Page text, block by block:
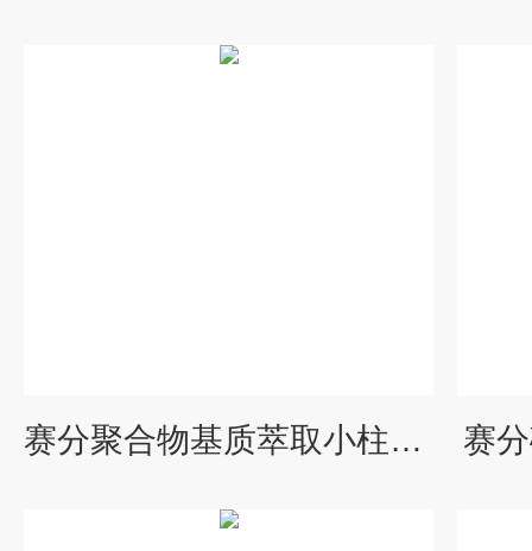
赛分聚合物基质萃取小柱汇总 赛